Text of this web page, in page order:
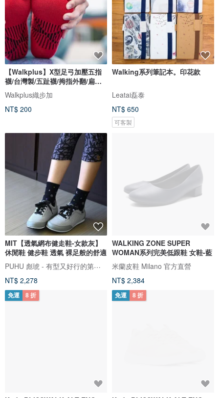
【Walkplus】X型足弓加壓五指
襪/台灣製/五趾襪/拇指外翻/扁平
足
Walkplus織步加
NT$ 200
Walking系列筆記本。印花款
Leatai磊泰
NT$ 650
可客製
MIT【透氣網布健走鞋-女款灰】
休閒鞋 健步鞋 透氣 裸足般的舒適
PUHU 彪琥 - 有型又好行的第一首選
NT$ 2,278
WALKING ZONE SUPER
WOMAN系列完美低跟鞋 女鞋-藍
米蘭皮鞋 Milano 官方直營
NT$ 2,384
免運 8 折 免運 8 折